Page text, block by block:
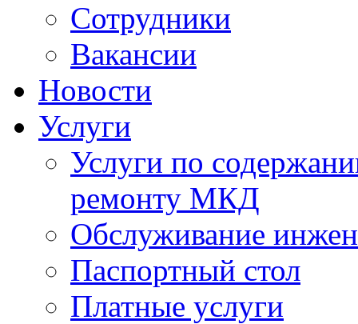
Сотрудники
Вакансии
Новости
Услуги
Услуги по
ремонту МКД
Обслуживание
Паспортный стол
Платные услуги